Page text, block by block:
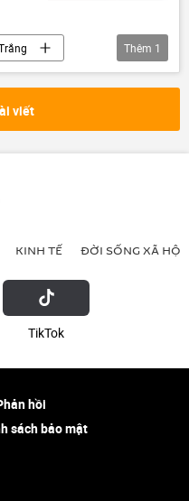
Thêm 1
viết
KINH TẾ ĐỜI SỐNG XÃ HỘI
ТikТоk
hồi
sách bảo mật